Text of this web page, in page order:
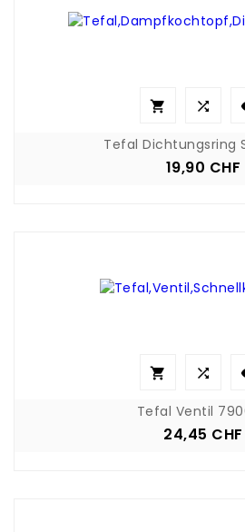
 
Tefal Dichtungsring
Preis
19,90 CHF
 
Tefal Ventil
Preis
24,45 CHF